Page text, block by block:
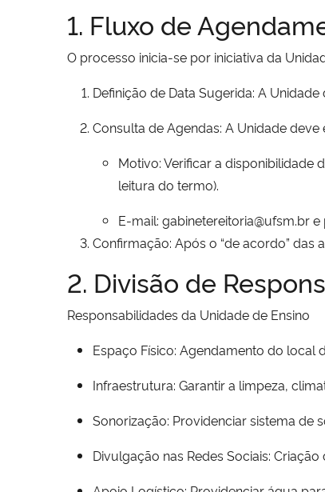
1. Fluxo de
O processo inicia-se por iniciativa da
Definição de Data Sugerida: A
Consulta de Agendas: A Unidade deve
Motivo: Verificar a disponibilidade
leitura do termo).
E-mail: gabinetereitoria@ufsm.br
Confirmação: Após o “de acordo” das
2. Divisão de
Responsabilidades da Unidade de Ensino
Espaço Físico: Agendamento do local
Infraestrutura: Garantir a limpeza,
Sonorização: Providenciar sistema de
Divulgação nas Redes Sociais: